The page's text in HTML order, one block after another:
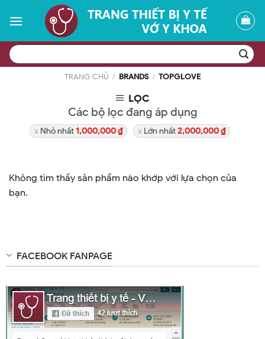
Tìm
kiếm:
TRANG CHỦ / BRANDS / TOPGLOVE
LỌC
Các bộ lọc đang áp dụng
Nhỏ nhất1,000,000₫ Lớn nhất2,000,000₫
Không tìm thấy sản phẩm nào khớp với lựa chọn của
bạn.
FACEBOOK FANPAGE